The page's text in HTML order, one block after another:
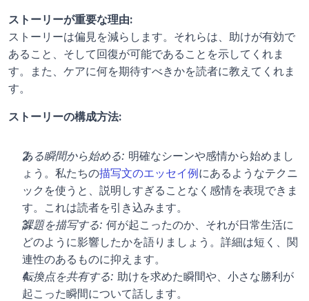
ストーリーが重要な理由:
ストーリーは偏見を減らします。それらは、助けが有効で
あること、そして回復が可能であることを示してくれま
す。また、ケアに何を期待すべきかを読者に教えてくれま
す。
ストーリーの構成方法:
ある瞬間から始める: 明確なシーンや感情から始めまし
ょう。私たちの描写文のエッセイ例にあるようなテクニ
ックを使うと、説明しすぎることなく感情を表現できま
す。これは読者を引き込みます。
課題を描写する: 何が起こったのか、それが日常生活に
どのように影響したかを語りましょう。詳細は短く、関
連性のあるものに抑えます。
転換点を共有する: 助けを求めた瞬間や、小さな勝利が
起こった瞬間について話します。